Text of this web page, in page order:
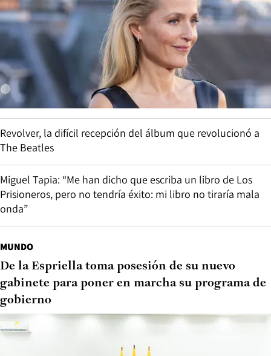
Revolver, la difícil recepción del álbum que revolucionó a
The Beatles
Miguel Tapia: “Me han dicho que escriba un libro de Los
Prisioneros, pero no tendría éxito: mi libro no tiraría mala
onda”
MUNDO
De la Espriella toma posesión de su nuevo
gabinete para poner en marcha su programa de
gobierno